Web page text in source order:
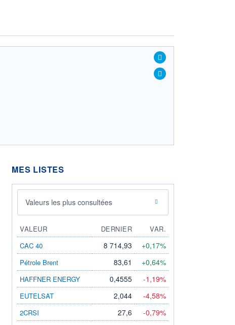
MES LISTES
Valeurs les plus consultées
VALEUR DERNIER
VAR.
CAC 40
8 714,93 +0,17%
Pétrole Brent 83,61 +0,64%
HAFFNER ENERGY 0,4555 -1,19%
EUTELSAT 2,044 -4,58%
2CRSI 27,6 -0,79%